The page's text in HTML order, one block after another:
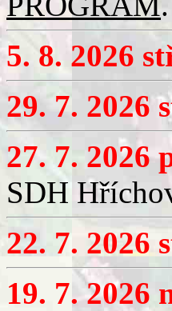
5. 8. 2026
29. 7. 2026
27. 7. 2026
SDH
22. 7. 2026
19. 7. 2026